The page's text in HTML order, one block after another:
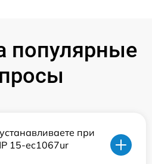
популярные
при
15-ec1067ur